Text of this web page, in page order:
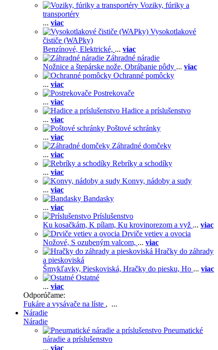
Voziky, fúriky a
transportéry
... viac
Vysokotlakové
čističe (WAPky)
Benzínové, Elektrické, ... viac
Záhradné náradie
Nožnice a štepárske nože, Obrábanie pôdy ... viac
Ochranné pomôcky
... viac
Postrekovače
... viac
Hadice a príslušenstvo
... viac
Poštové schránky
... viac
Záhradné domčeky
... viac
Rebríky a schodíky
... viac
Konvy, nádoby a sudy
... viac
Bandasky
... viac
Príslušenstvo
Ku kosačkám, K pílam, Ku krovinorezom a vyž ... viac
Drviče vetiev a ovocia
Nožové, S ozubeným valcom, ... viac
Hračky do záhrady
a pieskoviská
Šmykľavky, Pieskoviská, Hračky do piesku, Ho ... viac
Ostatné
... viac
Odporúčame:
Fukáre a vysávače na líste , ...
Náradie
Náradie
Pneumatické
náradie a príslušenstvo
... viac